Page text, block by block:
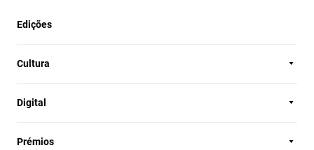
Edições
Cultura
Digital
Prémios